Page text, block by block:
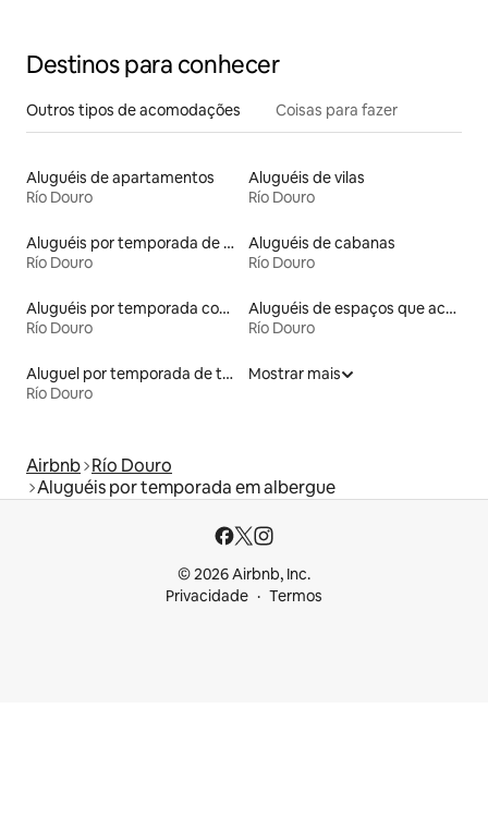
Destinos para conhecer
Outros tipos de acomodações Coisas para fazer
Aluguéis de apartamentos
Río Douro
Aluguéis de vilas
Río Douro
Aluguéis por temporada de acomodações de luxo
Río Douro
Aluguéis de cabanas
Río Douro
Aluguéis por temporada com cama de altura acessível
Río Douro
Aluguéis de espaços que aceitam animais de estimação
Río Douro
Aluguel por temporada de tendas
Río Douro
Mostrar mais
Airbnb Río Douro
Aluguéis por temporada em albergue
© 2026 Airbnb, Inc.
Privacidade
Termos